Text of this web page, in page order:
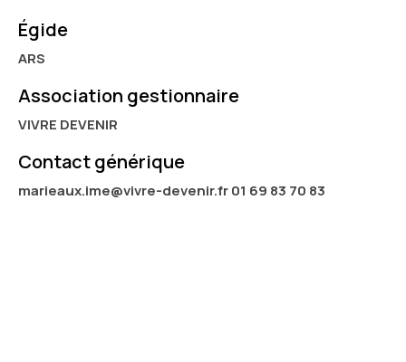
Égide
ARS
Association gestionnaire
VIVRE DEVENIR
Contact générique
marieaux.ime@vivre-devenir.fr 01 69 83 70 83